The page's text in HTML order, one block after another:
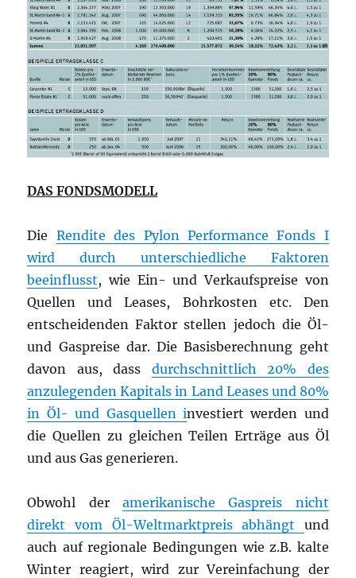
DAS FONDSMODELL
Die Rendite des Pylon Performance Fonds I
wird durch unterschiedliche Faktoren
beeinflusst, wie Ein- und Verkaufspreise von
Quellen und Leases, Bohrkosten etc. Den
entscheidenden Faktor stellen jedoch die Öl-
und Gaspreise dar. Die Basisberechnung geht
davon aus, dass durchschnittlich 20% des
anzulegenden Kapitals in Land Leases und 80%
in Öl- und Gasquellen investiert werden und
die Quellen zu gleichen Teilen Erträge aus Öl
und aus Gas generieren.
Obwohl der amerikanische Gaspreis nicht
direkt vom Öl-Weltmarktpreis abhängt und
auch auf regionale Bedingungen wie z.B. kalte
Winter reagiert, wird zur Vereinfachung der